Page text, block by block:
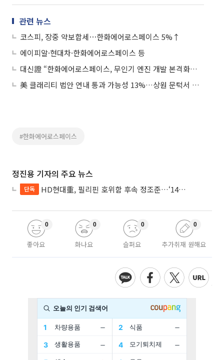
관련 뉴스
코스피, 장중 약보합세⋯한화에어로스페이스 5%↑
에이피알·현대차·한화에어로스페이스 등
대신證 “한화에어로스페이스, 무인기 엔진 개발 본격화…목표가 120만원”
美 클래리티 법안 연내 통과 가능성 13%…상원 문턱서 제동
#한화에어로스페이스
정진용 기자의 주요 뉴스
단독 HD현대重, 필리핀 호위함 후속 정조준…‘14척+α’ 싹쓸이 노린다
좋아요
0
화나요
0
슬퍼요
0
추가취재 원해요
0